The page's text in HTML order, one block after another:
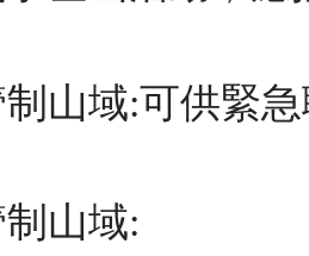
山域:可供緊
山域: